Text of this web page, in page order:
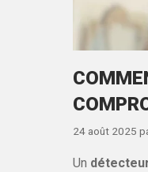
24 août 2025
Un